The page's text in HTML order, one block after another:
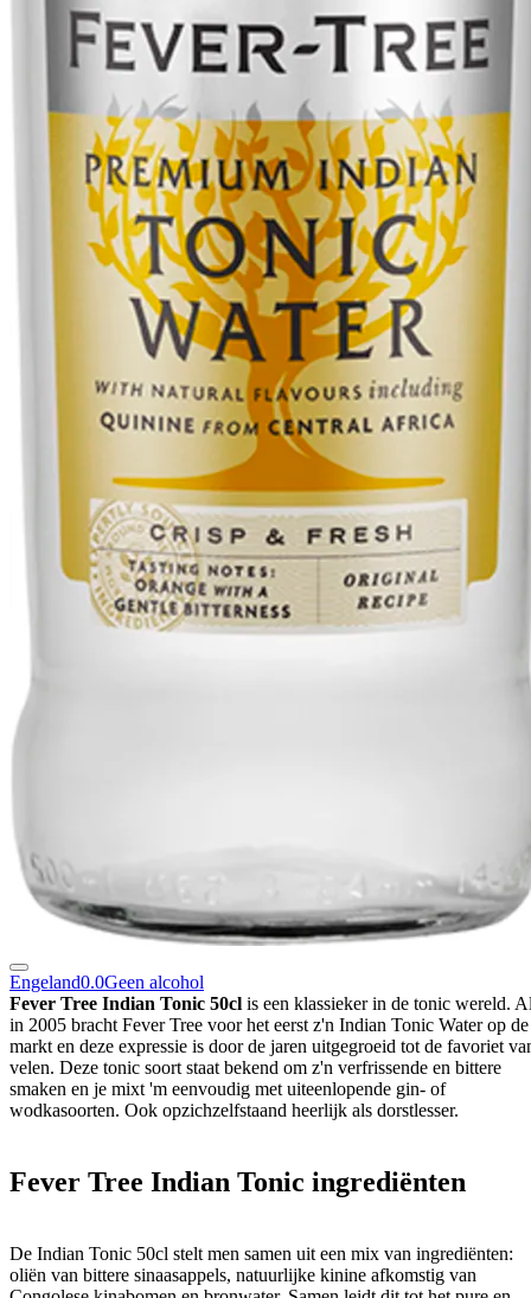
Engeland0.0Geen alcohol
Fever Tree Indian Tonic 50cl is een klassieker in de tonic wereld.
in 2005 bracht Fever Tree voor het eerst z'n Indian Tonic Water op de
markt en deze expressie is door de jaren uitgegroeid tot de favoriet
velen. Deze tonic soort staat bekend om z'n verfrissende en bittere
smaken en je mixt 'm eenvoudig met uiteenlopende gin- of
wodkasoorten. Ook opzichzelfstaand heerlijk als dorstlesser.
Fever Tree Indian Tonic ingrediënten
De Indian Tonic 50cl stelt men samen uit een mix van ingrediënten:
oliën van bittere sinaasappels, natuurlijke kinine afkomstig van